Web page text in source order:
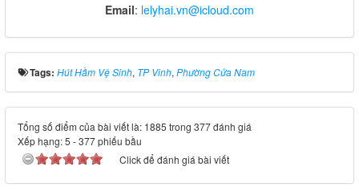
Email: lelyhai.vn@icloud.com
Tags: Hút Hầm Vệ Sinh, TP Vinh, Phường Cửa Nam
Tổng số điểm của bài viết là: 1885 trong 377 đánh giá
Xếp hạng:5 -377phiếu bầu
Click để đánh giá bài viết